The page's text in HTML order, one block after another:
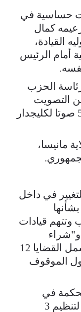
حساسية في
كمال
من توليه القيادة،
أمام الرئيس
الحزب
التصويت
على تأييد 812 مندوبا، مقابل 536 صوتا لكليجدار
مانيسا،
في داخل
قيادات
و"شراء
أصوات" خلال مؤتمر 2023، وتشمل القضايا 12
الموقوف
في
القضية وهو ما دفع قيادة الحزب لتنظيم 3